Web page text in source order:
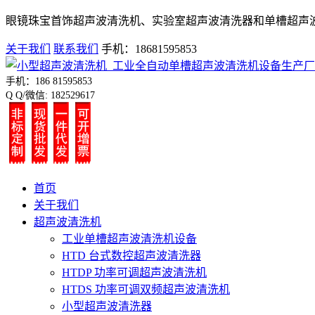
眼镜珠宝首饰超声波清洗机、实验室超声波清洗器和单槽超声
关于我们 联系我们 手机：18681595853
手机：186 81595853
Q Q/微信: 182529617
首页
关于我们
超声波清洗机
工业单槽超声波清洗机设备
HTD 台式数控超声波清洗器
HTDP 功率可调超声波清洗机
HTDS 功率可调双频超声波清洗机
小型超声波清洗器